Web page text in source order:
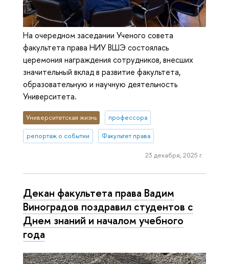
На очередном заседании Ученого совета
факультета права НИУ ВШЭ состоялась
церемония награждения сотрудников, внесших
значительный вклад в развитие факультета,
образовательную и научную деятельность
Университета.
Университетская жизнь профессора
репортаж о событии Факультет права
23 декабря, 2025 г.
Декан факультета права Вадим
Виноградов поздравил студентов с
Днем знаний и началом учебного
года